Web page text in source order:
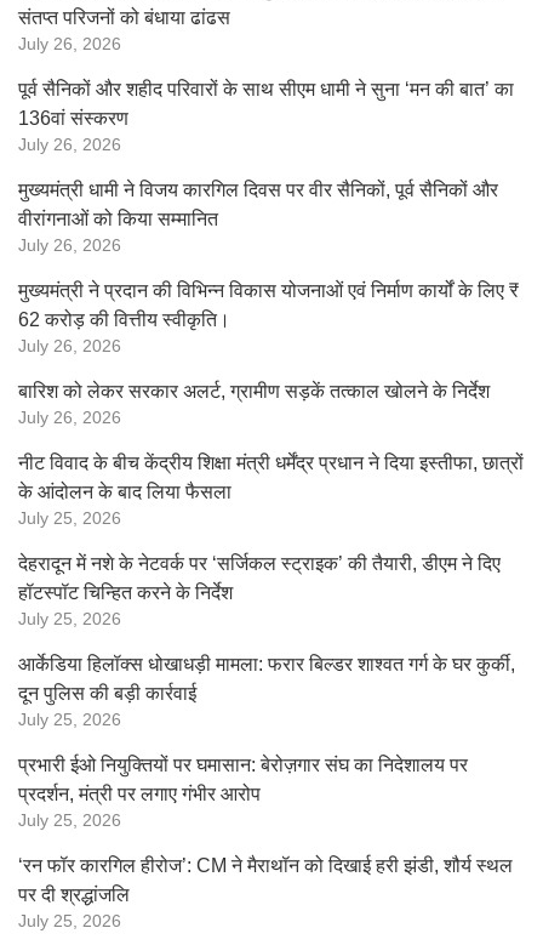
संतप्त परिजनों को बंधाया ढांढस
July 26, 2026
पूर्व सैनिकों और शहीद परिवारों के साथ सीएम धामी ने सुना ‘मन की बात’ का
136वां संस्करण
July 26, 2026
मुख्यमंत्री धामी ने विजय कारगिल दिवस पर वीर सैनिकों, पूर्व सैनिकों और
वीरांगनाओं को किया सम्मानित
July 26, 2026
मुख्यमंत्री ने प्रदान की विभिन्न विकास योजनाओं एवं निर्माण कार्यों के लिए ₹
62 करोड़ की वित्तीय स्वीकृति।
July 26, 2026
बारिश को लेकर सरकार अलर्ट, ग्रामीण सड़कें तत्काल खोलने के निर्देश
July 26, 2026
नीट विवाद के बीच केंद्रीय शिक्षा मंत्री धर्मेंद्र प्रधान ने दिया इस्तीफा, छात्रों
के आंदोलन के बाद लिया फैसला
July 25, 2026
देहरादून में नशे के नेटवर्क पर ‘सर्जिकल स्ट्राइक’ की तैयारी, डीएम ने दिए
हॉटस्पॉट चिन्हित करने के निर्देश
July 25, 2026
आर्केडिया हिलॉक्स धोखाधड़ी मामला: फरार बिल्डर शाश्वत गर्ग के घर कुर्की,
दून पुलिस की बड़ी कार्रवाई
July 25, 2026
प्रभारी ईओ नियुक्तियों पर घमासान: बेरोज़गार संघ का निदेशालय पर
प्रदर्शन, मंत्री पर लगाए गंभीर आरोप
July 25, 2026
‘रन फॉर कारगिल हीरोज’: CM ने मैराथॉन को दिखाई हरी झंडी, शौर्य स्थल
पर दी श्रद्धांजलि
July 25, 2026